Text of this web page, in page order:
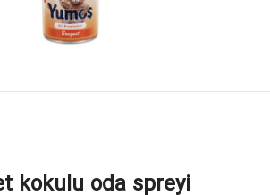
kokulu oda spreyi